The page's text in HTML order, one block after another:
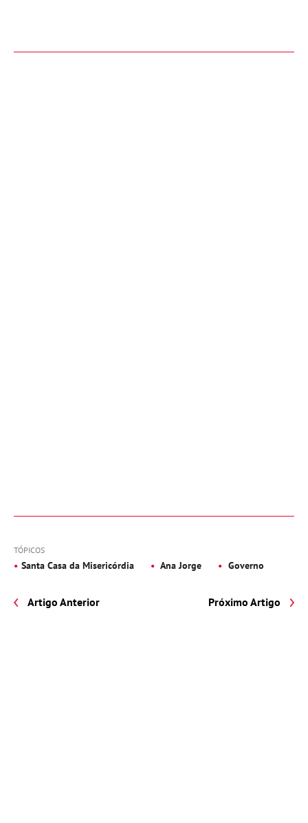
TÓPICOS
Santa Casa da Misericórdia Ana Jorge Governo
Artigo Anterior Próximo Artigo